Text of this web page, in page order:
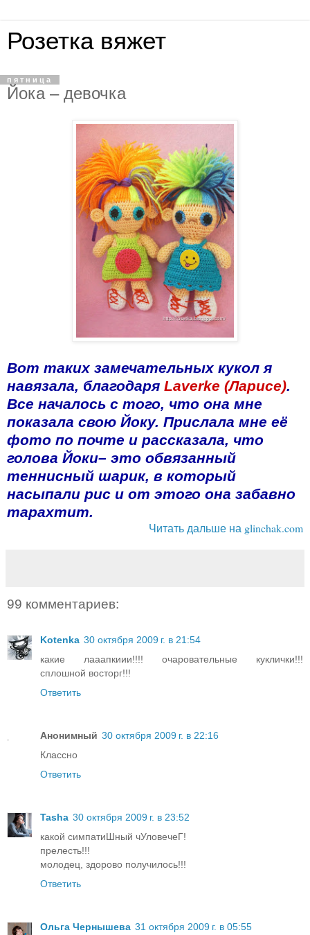
Розетка вяжет
пятница
Йока – девочка
Вот таких замечательных кукол я
навязала, благодаря Laverke (Ларисе).
Все началось с того, что она мне
показала свою Йоку. Прислала мне её
фото по почте и рассказала, что
голова Йоки– это обвязанный
теннисный шарик, в который
насыпали рис и от этого она забавно
тарахтит.
Читать дальше на glinchak.com
99 комментариев:
Kotenka 30 октября 2009 г. в 21:54
какие лааапкиии!!!! очаровательные куклички!!!
сплошной восторг!!!
Ответить
Анонимный 30 октября 2009 г. в 22:16
Классно
Ответить
Tasha 30 октября 2009 г. в 23:52
какой симпатиШный чУловечеГ!
прелесть!!!
молодец, здорово получилось!!!
Ответить
Ольга Чернышева 31 октября 2009 г. в 05:55